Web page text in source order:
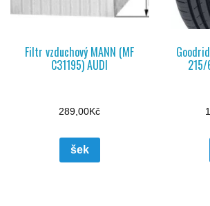
Filtr vzduchový MANN (MF
C31195) AUDI
289,00Kč
šek
215/